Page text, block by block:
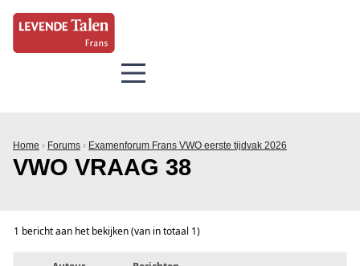
Home › Forums › Examenforum Frans VWO eerste tijdvak 2026
VWO VRAAG 38
1 bericht aan het bekijken (van in totaal 1)